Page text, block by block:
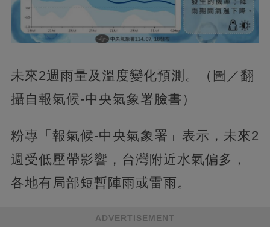
未來2週雨量及溫度變化預測。（圖／翻
攝自報氣候-中央氣象署臉書）
粉專「報氣候-中央氣象署」表示，未來2
週受低壓帶影響，台灣附近水氣偏多，
各地有局部短暫陣雨或雷雨。
ADVERTISEMENT